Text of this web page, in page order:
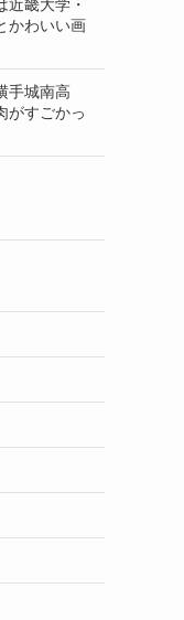
近畿大学・
かわいい画
手城南高
がすごかっ